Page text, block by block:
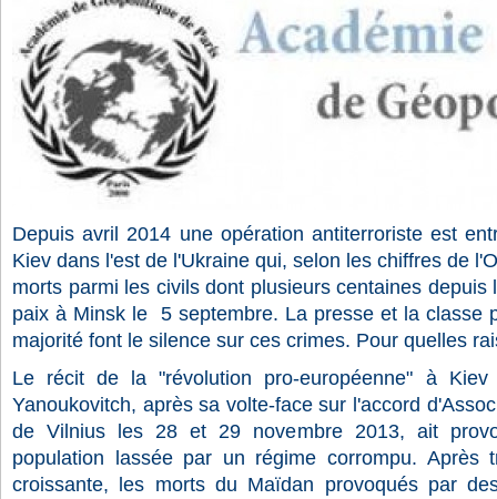
Depuis avril 2014 une opération antiterroriste est
Kiev dans l'est de l'Ukraine qui, selon les chiffres de
morts parmi les civils dont plusieurs centaines depuis
paix à Minsk le 5 septembre. La presse et la classe
majorité font le silence sur ces crimes. Pour quelles
Le récit de la "révolution pro-européenne" à
Yanoukovitch, après sa volte-face sur l'accord
de Vilnius les 28 et 29 novembre 2013, ait
population lassée par un régime corrompu. Après
croissante, les morts du Maïdan provoqués par